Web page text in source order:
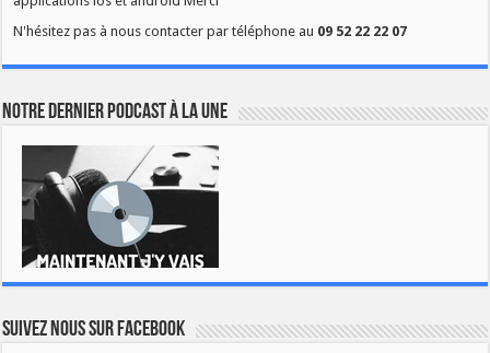
N'hésitez pas à nous contacter par téléphone au 09 52 22 22 07
Notre dernier podcast à la une
Suivez nous sur Facebook